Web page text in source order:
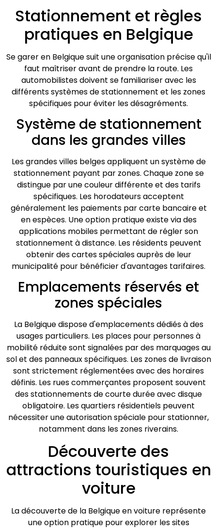
Stationnement et règles
pratiques en Belgique
Se garer en Belgique suit une organisation précise qu'il
faut maîtriser avant de prendre la route. Les
automobilistes doivent se familiariser avec les
différents systèmes de stationnement et les zones
spécifiques pour éviter les désagréments.
Système de stationnement
dans les grandes villes
Les grandes villes belges appliquent un système de
stationnement payant par zones. Chaque zone se
distingue par une couleur différente et des tarifs
spécifiques. Les horodateurs acceptent
généralement les paiements par carte bancaire et
en espèces. Une option pratique existe via des
applications mobiles permettant de régler son
stationnement à distance. Les résidents peuvent
obtenir des cartes spéciales auprès de leur
municipalité pour bénéficier d'avantages tarifaires.
Emplacements réservés et
zones spéciales
La Belgique dispose d'emplacements dédiés à des
usages particuliers. Les places pour personnes à
mobilité réduite sont signalées par des marquages au
sol et des panneaux spécifiques. Les zones de livraison
sont strictement réglementées avec des horaires
définis. Les rues commerçantes proposent souvent
des stationnements de courte durée avec disque
obligatoire. Les quartiers résidentiels peuvent
nécessiter une autorisation spéciale pour stationner,
notamment dans les zones riverains.
Découverte des
attractions touristiques en
voiture
La découverte de la Belgique en voiture représente
une option pratique pour explorer les sites